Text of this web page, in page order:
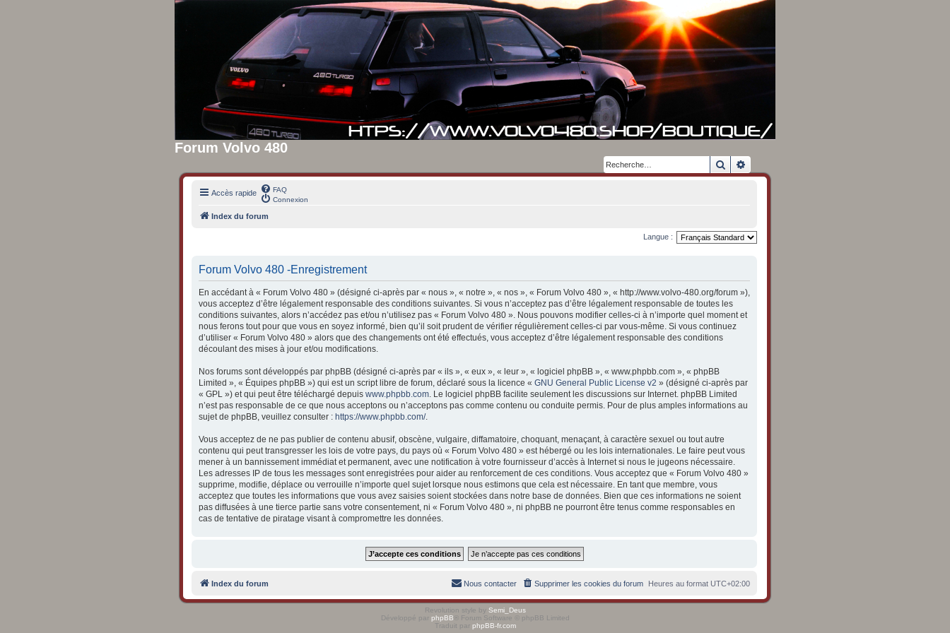
Forum Volvo 480
Rechercher
Accès rapide
FAQ
Connexion
Index du forum
Langue :
Forum Volvo 480 -Enregistrement
En accédant à « Forum Volvo 480 » (désigné ci-après par « nous », « notre », « nos », « Forum Volvo 480 », « http://www.volvo-480.org/forum »),
vous acceptez d’être légalement responsable des conditions suivantes. Si vous n’acceptez pas d’être légalement responsable de toutes les
conditions suivantes, alors n’accédez pas et/ou n’utilisez pas « Forum Volvo 480 ». Nous pouvons modifier celles-ci à n’importe quel moment et
nous ferons tout pour que vous en soyez informé, bien qu’il soit prudent de vérifier régulièrement celles-ci par vous-même. Si vous continuez
d’utiliser « Forum Volvo 480 » alors que des changements ont été effectués, vous acceptez d’être légalement responsable des conditions
découlant des mises à jour et/ou modifications.
Nos forums sont développés par phpBB (désigné ci-après par « ils », « eux », « leur », « logiciel phpBB », « www.phpbb.com », « phpBB
Limited », « Équipes phpBB ») qui est un script libre de forum, déclaré sous la licence « GNU General Public License v2 » (désigné ci-après par
« GPL ») et qui peut être téléchargé depuis www.phpbb.com . Le logiciel phpBB facilite seulement les discussions sur Internet. phpBB Limited
n’est pas responsable de ce que nous acceptons ou n’acceptons pas comme contenu ou conduite permis. Pour de plus amples informations au
sujet de phpBB, veuillez consulter : https://www.phpbb.com/.
Vous acceptez de ne pas publier de contenu abusif, obscène, vulgaire, diffamatoire, choquant, menaçant, à caractère sexuel ou tout autre
contenu qui peut transgresser les lois de votre pays, du pays où « Forum Volvo 480 » est hébergé ou les lois internationales. Le faire peut vous
mener à un bannissement immédiat et permanent, avec une notification à votre fournisseur d’accès à Internet si nous le jugeons nécessaire.
Les adresses IP de tous les messages sont enregistrées pour aider au renforcement de ces conditions. Vous acceptez que « Forum Volvo 480 »
supprime, modifie, déplace ou verrouille n’importe quel sujet lorsque nous estimons que cela est nécessaire. En tant que membre, vous
acceptez que toutes les informations que vous avez saisies soient stockées dans notre base de données. Bien que ces informations ne soient
pas diffusées à une tierce partie sans votre consentement, ni « Forum Volvo 480 », ni phpBB ne pourront être tenus comme responsables en
cas de tentative de piratage visant à compromettre les données.
Index du forum Heures au format UTC+02:00
Supprimer les cookies du forum
Nous contacter
Revolution style by Semi_Deus
Développé par phpBB ® Forum Software © phpBB Limited
Traduit par phpBB-fr.com